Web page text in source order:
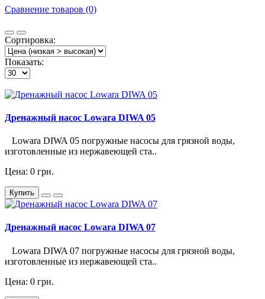
Сравнение товаров (0)
Сортировка:
Показать:
Дренажный насос Lowara DIWA 05
Lowara DIWA 05 погружные насосы для грязной воды,
изготовленные из нержавеющей ста..
Цена: 0 грн.
Купить
Дренажный насос Lowara DIWA 07
Lowara DIWA 07 погружные насосы для грязной воды,
изготовленные из нержавеющей ста..
Цена: 0 грн.